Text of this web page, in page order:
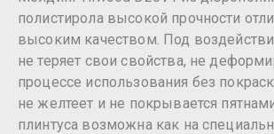
полистирола высокой прочности
высоким качеством. Под
не теряет свои свойства, не
процессе использования без
не желтеет и не покрывается
плинтуса возможна как на